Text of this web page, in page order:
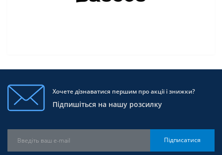
Хочете дізнаватися першим про акції і знижки?
Підпишіться на нашу розсилку
Підписатися